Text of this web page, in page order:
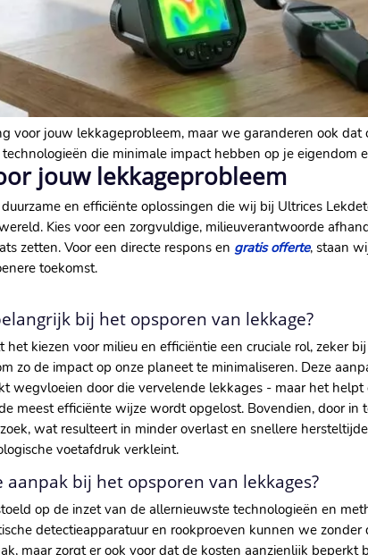
voor jouw lekkageprobleem, maar we garanderen ook
die minimale impact hebben op je eigendom
jouw lekkageprobleem
en efficiënte oplossingen die wij bij Ultrices
Kies voor een zorgvuldige, milieuverantwoorde
zetten. Voor een directe respons en gratis offerte, staan
toekomst.
bij het opsporen van lekkage?
kiezen voor milieu en efficiëntie een cruciale rol, zeker
zo de impact op onze planeet te minimaliseren. Deze
door die vervelende lekkages - maar het helpt
meest efficiënte wijze wordt opgelost. Bovendien, door in
wat resulteert in minder overlast en snellere
voetafdruk verkleint.
bij het opsporen van lekkages?
op de inzet van de allernieuwste technologieën en
detectieapparatuur en rookproeven kunnen we
maar zorgt er ook voor dat de kosten aanzienlijk beperkt